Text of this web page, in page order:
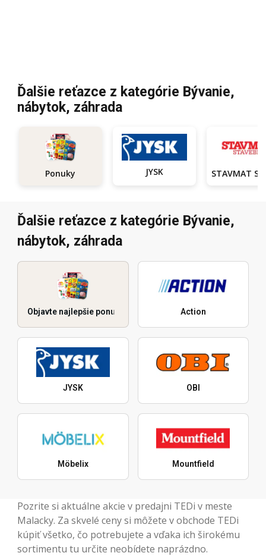
Ďalšie reťazce z kategórie Bývanie,
nábytok, záhrada
Ponuky JYSK
Ďalšie reťazce z kategórie Bývanie,
nábytok, záhrada
Objavte najlepšie ponuky Action
JYSK OBI
Möbelix Mountfield
Pozrite si aktuálne akcie v predajni TEDi v meste
Malacky. Za skvelé ceny si môžete v obchode TEDi
kúpiť všetko, čo potrebujete a vďaka ich širokému
sortimentu tu určite neobídete naprázdno.